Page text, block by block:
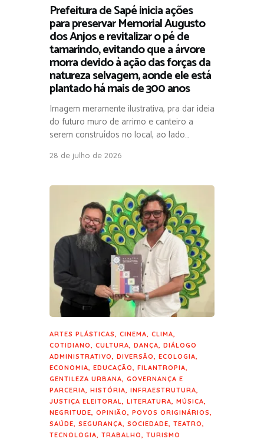
Prefeitura de Sapé inicia ações
para preservar Memorial Augusto
dos Anjos e revitalizar o pé de
tamarindo, evitando que a árvore
morra devido à ação das forças da
natureza selvagem, aonde ele está
plantado há mais de 300 anos
Imagem meramente ilustrativa, pra dar ideia
do futuro muro de arrimo e canteiro a
serem construídos no local, ao lado…
28 de julho de 2026
ARTES PLÁSTICAS, CINEMA, CLIMA,
COTIDIANO, CULTURA, DANÇA, DIÁLOGO
ADMINISTRATIVO, DIVERSÃO, ECOLOGIA,
ECONOMIA, EDUCAÇÃO, FILANTROPIA,
GENTILEZA URBANA, GOVERNANÇA E
PARCERIA, HISTÓRIA, INFRAESTRUTURA,
JUSTIÇA ELEITORAL, LITERATURA, MÚSICA,
NEGRITUDE, OPINIÃO, POVOS ORIGINÁRIOS,
SAÚDE, SEGURANÇA, SOCIEDADE, TEATRO,
TECNOLOGIA, TRABALHO, TURISMO